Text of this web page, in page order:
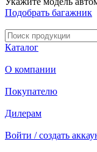
Подобрать багажник
Каталог
О компании
Покупателю
Дилерам
Войти / создать